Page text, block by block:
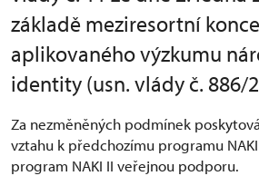
základě meziresortní
aplikovaného výzkumu
identity (usn. vlády č. 886/
Za nezměněných podmínek
vztahu k předchozímu programu
program NAKI II veřejnou podporu.